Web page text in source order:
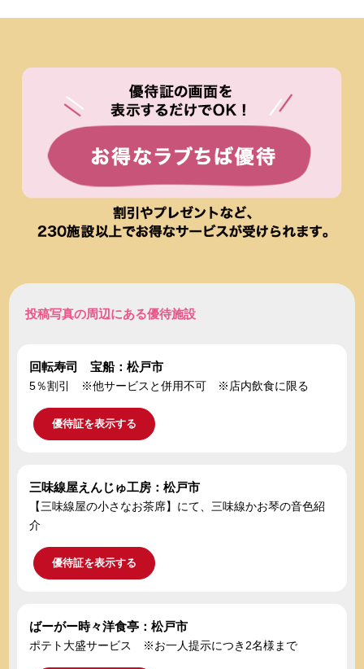
投稿写真の周辺にある優待施設
回転寿司 宝船：松戸市
5％割引 ※他サービスと併用不可 ※店内飲食に限る
優待証を表示する
三味線屋えんじゅ工房：松戸市
【三味線屋の小さなお茶席】にて、三味線かお琴の音色紹
介
優待証を表示する
ばーがー時々洋食亭：松戸市
ポテト大盛サービス ※お一人提示につき2名様まで